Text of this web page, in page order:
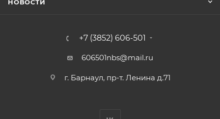
НОВОСТИ
+7 (3852) 606-501
606501nbs@mail.ru
г. Барнаул, пр-т. Ленина д.71